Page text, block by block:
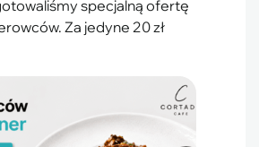
specjalną ofertę
Za jedyne 20 zł